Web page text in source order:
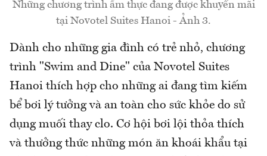
Những chương trình ẩm thực đang được khuyến mãi
tại Novotel Suites Hanoi - Ảnh 3.
Dành cho những gia đình có trẻ nhỏ, chương
trình "Swim and Dine" của Novotel Suites
Hanoi thích hợp cho những ai đang tìm kiếm
bể bơi lý tưởng và an toàn cho sức khỏe do sử
dụng muối thay clo. Cơ hội bơi lội thỏa thích
và thưởng thức những món ăn khoái khẩu tại